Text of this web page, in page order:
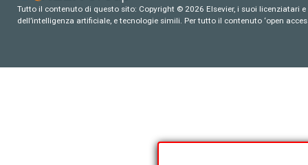
Tutto il contenuto di questo sito: Copyright © 2026 Elsevier, i suoi
dell’intelligenza artificiale, e tecnologie simili. Per tutto il contenuto ‘open